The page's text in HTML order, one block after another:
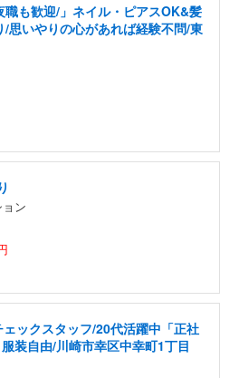
も歓迎/」ネイル・ピアスOK&髪
思いやりの心があれば経験不問/東
ン
ェックスタッフ/20代活躍中「正社
装自由/川崎市幸区中幸町1丁目